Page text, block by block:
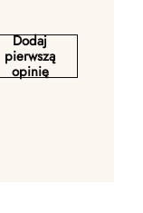
Dodaj
pierwszą
opinię